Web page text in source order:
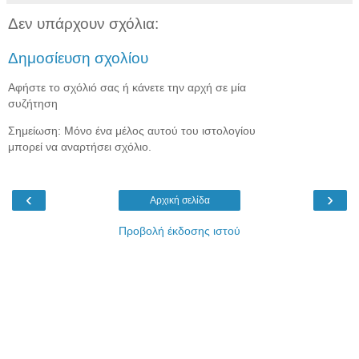
Δεν υπάρχουν σχόλια:
Δημοσίευση σχολίου
Αφήστε το σχόλιό σας ή κάνετε την αρχή σε μία
συζήτηση
Σημείωση: Μόνο ένα μέλος αυτού του ιστολογίου
μπορεί να αναρτήσει σχόλιο.
‹ ›
Αρχική σελίδα
Προβολή έκδοσης ιστού